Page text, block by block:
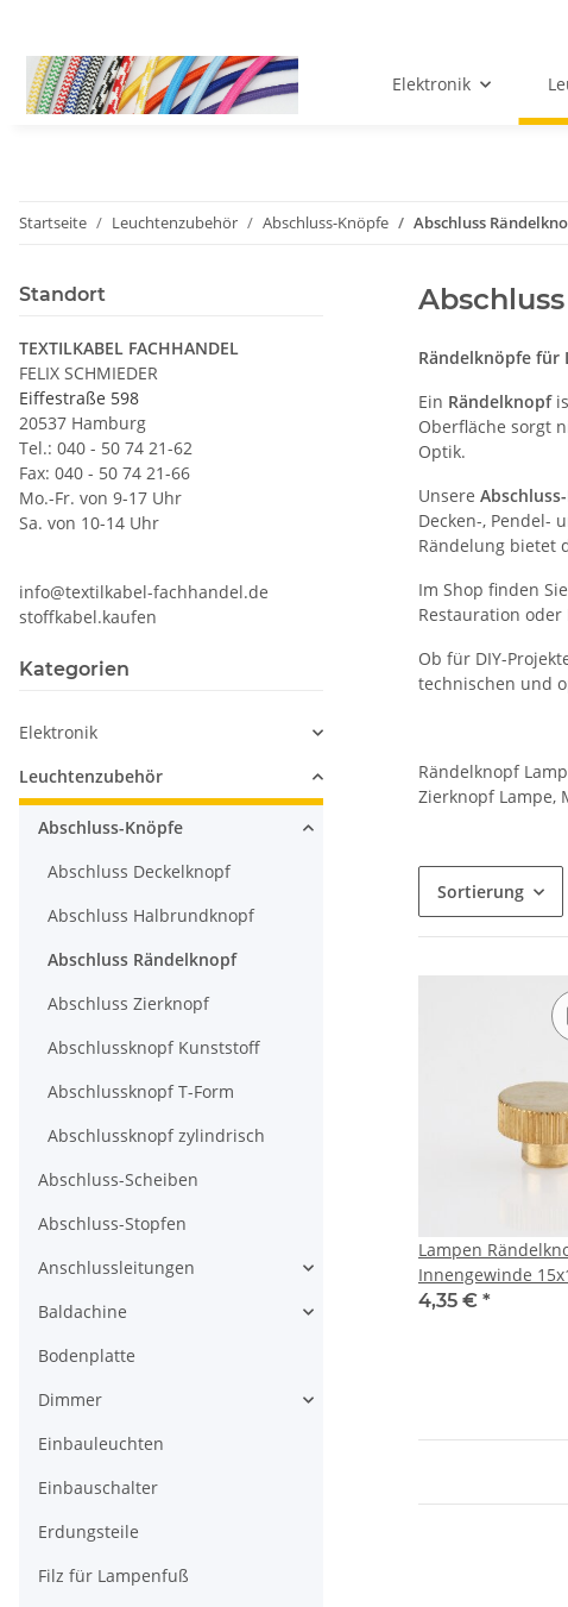
Elektronik
Startseite Leuchtenzubehör Abschluss-Knöpfe Abschluss
Rändelknöpfe für
Ein Rändelknopf
Oberfläche sorgt
Optik.
Unsere
Decken-, Pendel-
Rändelung bietet
Im Shop finden
Restauration
Ob für DIY-
technischen und
Rändelknopf
Zierknopf Lampe,
Sortierung
Lampen
Innengewinde
Messing roh
4,35 € *
Standort
TEXTILKABEL FACHHANDEL
FELIX SCHMIEDER
Eiffestraße 598
20537 Hamburg
Tel.: 040 - 50 74 21-62
Fax: 040 - 50 74 21-66
Mo.-Fr. von 9-17 Uhr
Sa. von 10-14 Uhr
info@textilkabel-fachhandel.de
stoffkabel.kaufen
Kategorien
Elektronik
Leuchtenzubehör
Abschluss-Knöpfe
Abschluss Deckelknopf
Abschluss Halbrundknopf
Abschluss Rändelknopf
Abschluss Zierknopf
Abschlussknopf Kunststoff
Abschlussknopf T-Form
Abschlussknopf zylindrisch
Abschluss-Scheiben
Abschluss-Stopfen
Anschlussleitungen
Baldachine
Bodenplatte
Dimmer
Einbauleuchten
Einbauschalter
Erdungsteile
Filz für Lampenfuß